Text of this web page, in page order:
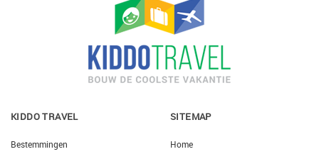
KIDDO TRAVEL
Bestemmingen
SITEMAP
Home